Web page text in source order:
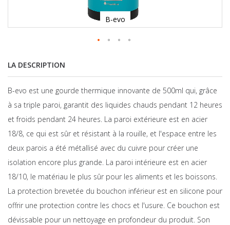
B-evo
LA DESCRIPTION
B-evo est une gourde thermique innovante de 500ml qui, grâce
à sa triple paroi, garantit des liquides chauds pendant 12 heures
et froids pendant 24 heures. La paroi extérieure est en acier
18/8, ce qui est sûr et résistant à la rouille, et l'espace entre les
deux parois a été métallisé avec du cuivre pour créer une
isolation encore plus grande. La paroi intérieure est en acier
18/10, le matériau le plus sûr pour les aliments et les boissons.
La protection brevetée du bouchon inférieur est en silicone pour
offrir une protection contre les chocs et l'usure. Ce bouchon est
dévissable pour un nettoyage en profondeur du produit. Son